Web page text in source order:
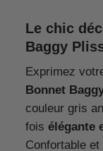
Le chic
Baggy
Exprimez
Bonnet
couleur gris
fois élégante
Confortable et